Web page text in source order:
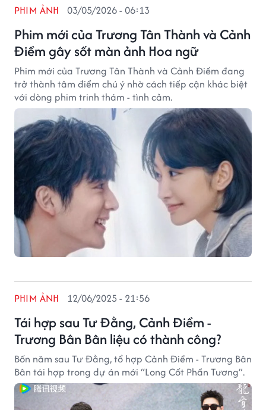
Phim mới của Trương Tân Thành và Cảnh
Điềm gây sốt màn ảnh Hoa ngữ
PHIM ẢNH 03/05/2026 - 06:13
Phim mới của Trương Tân Thành và Cảnh Điềm đang
trở thành tâm điểm chú ý nhờ cách tiếp cận khác biệt
với dòng phim trinh thám - tình cảm.
Tái hợp sau Tư Đằng, Cảnh Điềm -
Trương Bân Bân liệu có thành công?
PHIM ẢNH 12/06/2025 - 21:56
Bốn năm sau Tư Đằng, tổ hợp Cảnh Điềm - Trương Bân
Bân tái hợp trong dự án mới “Long Cốt Phần Tương”.